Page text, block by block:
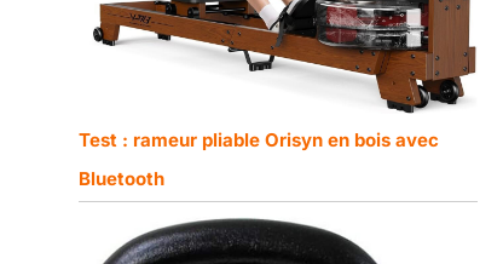
Test : rameur pliable Orisyn en bois avec
Bluetooth